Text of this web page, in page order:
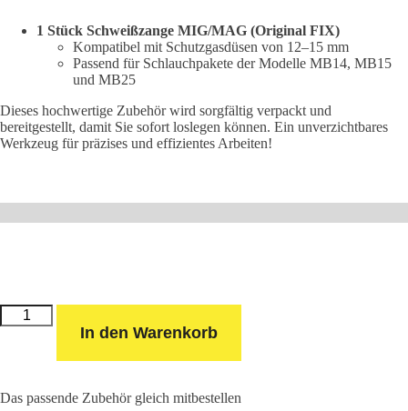
1 Stück Schweißzange MIG/MAG (Original FIX)
Kompatibel mit Schutzgasdüsen von 12–15 mm
Passend für Schlauchpakete der Modelle MB14, MB15
und MB25
Dieses hochwertige Zubehör wird sorgfältig verpackt und
bereitgestellt, damit Sie sofort loslegen können. Ein unverzichtbares
Werkzeug für präzises und effizientes Arbeiten!
Schweißzange
MIG/MAG
mm
(Schlauchpaket
In den Warenkorb
Das passende Zubehör gleich mitbestellen